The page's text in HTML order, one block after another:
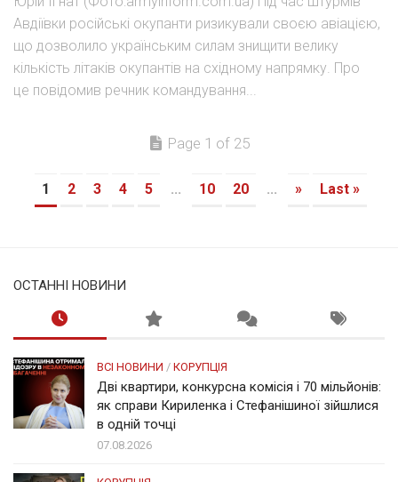
Авдіївки російські окупанти ризикували своєю авіацією,
що дозволило українським силам знищити велику
кількість літаків окупантів на східному напрямку. Про
це повідомив речник командування...
Page 1 of 25
1 2 3 4 5 ... 10 20 ... » Last »
ОСТАННІ НОВИНИ
ВСІ НОВИНИ / КОРУПЦІЯ
Дві квартири, конкурсна комісія і 70 мільйонів:
як справи Кириленка і Стефанішиної зійшлися
в одній точці
07.08.2026